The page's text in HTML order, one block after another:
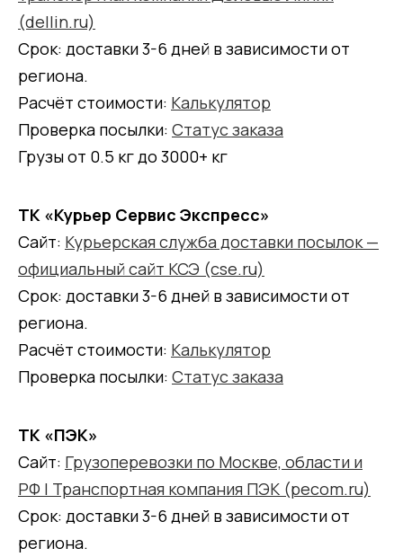
(dellin.ru)
Срок: доставки 3-6 дней в зависимости от
региона.
Расчёт стоимости: Калькулятор
Проверка посылки: Статус заказа
Грузы от 0.5 кг до 3000+ кг
ТК «Курьер Сервис Экспресс»
Сайт: Курьерская служба доставки посылок —
официальный сайт КСЭ (cse.ru)
Срок: доставки 3-6 дней в зависимости от
региона.
Расчёт стоимости: Калькулятор
Проверка посылки: Статус заказа
ТК «ПЭК»
Сайт: Грузоперевозки по Москве, области и
РФ | Транспортная компания ПЭК (pecom.ru)
Срок: доставки 3-6 дней в зависимости от
региона.